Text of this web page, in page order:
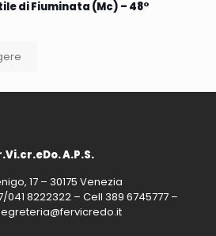
di Fiuminata (Mc) – 48°
A.P.S.
17 – 30175 Venezia
041 8222322 – Cell 389 6745777 –